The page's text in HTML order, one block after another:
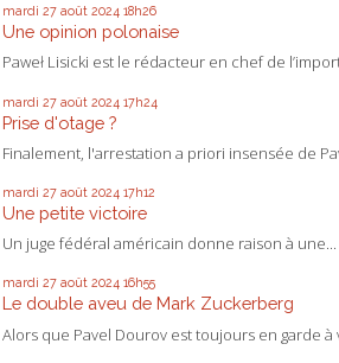
mardi 27 août 2024 18h26
Une opinion polonaise
Paweł Lisicki est le rédacteur en chef de
mardi 27 août 2024 17h24
Prise d'otage ?
Finalement, l'arrestation a priori insensée de
mardi 27 août 2024 17h12
Une petite victoire
Un juge fédéral américain donne raison à une...
mardi 27 août 2024 16h55
Le double aveu de Mark Zuckerberg
Alors que Pavel Dourov est toujours en garde à